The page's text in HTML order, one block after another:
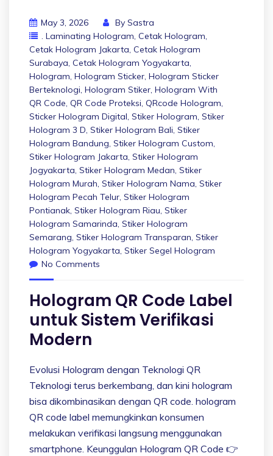
May 3, 2026 By Sastra
. Laminating Hologram, Cetak Hologram,
Cetak Hologram Jakarta, Cetak Hologram
Surabaya, Cetak Hologram Yogyakarta,
Hologram, Hologram Sticker, Hologram Sticker
Berteknologi, Hologram Stiker, Hologram With
QR Code, QR Code Proteksi, QRcode Hologram,
Sticker Hologram Digital, Stiker Hologram, Stiker
Hologram 3 D, Stiker Hologram Bali, Stiker
Hologram Bandung, Stiker Hologram Custom,
Stiker Hologram Jakarta, Stiker Hologram
Jogyakarta, Stiker Hologram Medan, Stiker
Hologram Murah, Stiker Hologram Nama, Stiker
Hologram Pecah Telur, Stiker Hologram
Pontianak, Stiker Hologram Riau, Stiker
Hologram Samarinda, Stiker Hologram
Semarang, Stiker Hologram Transparan, Stiker
Hologram Yogyakarta, Stiker Segel Hologram
No Comments
Hologram QR Code Label
untuk Sistem Verifikasi
Modern
Evolusi Hologram dengan Teknologi QR
Teknologi terus berkembang, dan kini hologram
bisa dikombinasikan dengan QR code. hologram
QR code label memungkinkan konsumen
melakukan verifikasi langsung menggunakan
smartphone. Keunggulan Hologram QR Code 👉